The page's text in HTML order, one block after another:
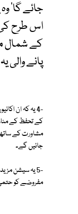
جائے گا'
اس طرح
کے شمال
پانے والی
-4 یہ کہ ان
کے تحفظ کے
مشاورت کے ساتھ
جائیں گے۔
-5 یہ سیشن
مفروضے کو